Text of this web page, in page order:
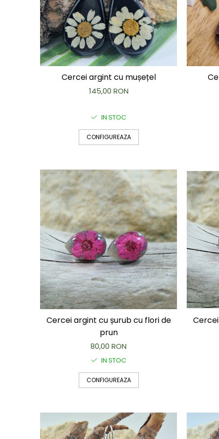
Bijuterii copii
Colier / Pandantiv
Colier de prietenie
Accesorii păr
Colier / Pandantiv
Set bijuterii
Brățară de gleznă
Bijuterii aliaj metalic
Colier / Pandantiv
Mărgele / talisman
Accesorii păr
Bijuterii din Floarea de colț
Bijuterii cu cristale naturale
Bijuterii din lemn
Cercei argint cu mușețel
145,00 RON
IN STOC
CONFIGUREAZA
Cercei argint cu șurub cu flori de
prun
80,00 RON
IN STOC
CONFIGUREAZA